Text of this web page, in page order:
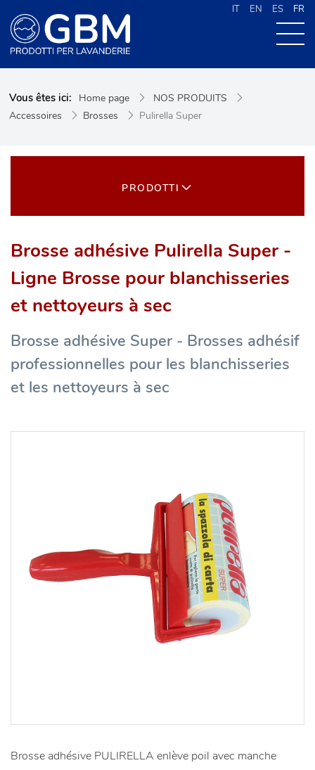
IT EN ES FR
NOS PRODUITS
CONTACTS
Vous êtes ici: Home page
NOS PRODUITS
Accessoires
Brosses Pulirella Super
PRODOTTI
Brosse adhésive Pulirella Super -
Ligne Brosse pour blanchisseries
et nettoyeurs à sec
Brosse adhésive Super - Brosses adhésif
professionnelles pour les blanchisseries
et les nettoyeurs à sec
Brosse adhésive PULIRELLA enlève poil avec manche